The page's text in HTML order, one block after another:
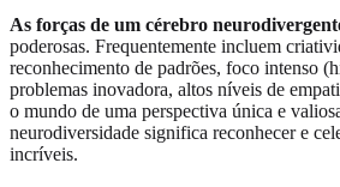
As forças de um cérebro
poderosas. Frequentemente incluem
reconhecimento de padrões, foco intenso
problemas inovadora, altos níveis de
o mundo de uma perspectiva única e
neurodiversidade significa reconhecer e
incríveis.